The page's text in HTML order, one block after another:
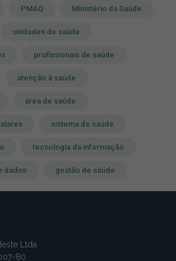
PMAQ Ministério da Saúde
unidades de saúde
profissionais de saúde
atenção à saúde
área de saúde
sistema de saúde
tecnologia da informação
dados gestão de saúde
Ltda
80